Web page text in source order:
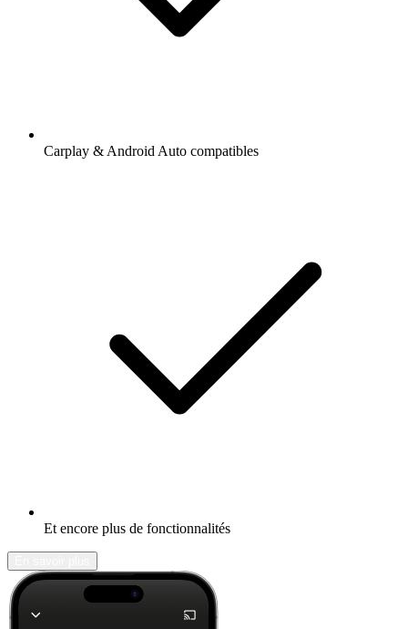
Carplay & Android Auto compatibles
Et encore plus de fonctionnalités